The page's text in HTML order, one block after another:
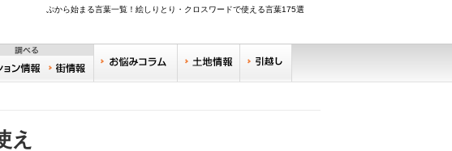
ぷから始まる言葉一覧！絵しりとり・クロスワードで使える言葉175選
おうちリサーチ住みやすい街サーチ
え